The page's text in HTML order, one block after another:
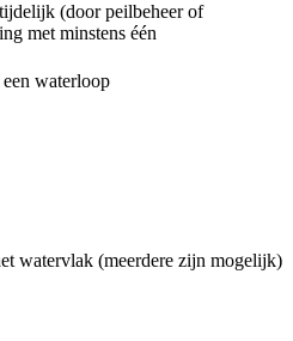
(door peilbeheer of
met minstens één
waterloop
watervlak (meerdere zijn mogelijk)